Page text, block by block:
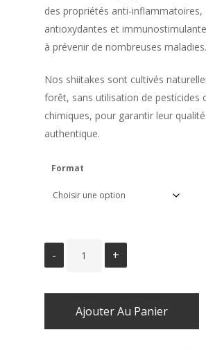
des propriétés anti-inflammatoires,
antioxydantes et
à prévenir de nombreuses maladies.
Nos shiitakes sont cultivés
forêt, sans utilisation de pesticides
chimiques, pour garantir leur
authentique.
Format
Ajouter Au Panier